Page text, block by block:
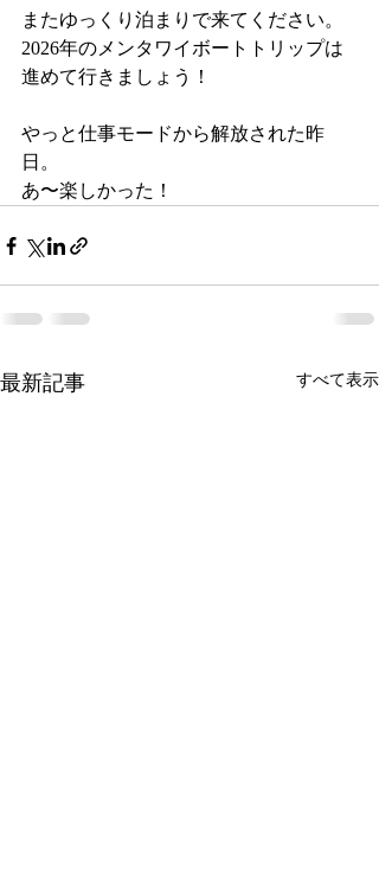
またゆっくり泊まりで来てください。
2026年のメンタワイボートトリップは
進めて行きましょう！
やっと仕事モードから解放された昨
日。
あ〜楽しかった！
最新記事 すべて表示